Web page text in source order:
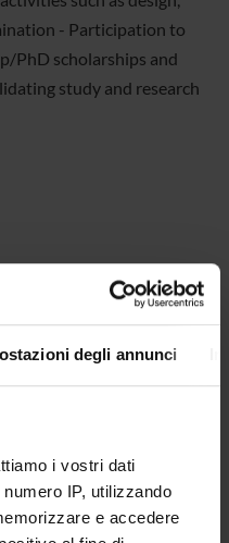
degli annunci
i vostri dati
IP, utilizzando
e accedere
- Participation to
PhD scholarships and
study and research